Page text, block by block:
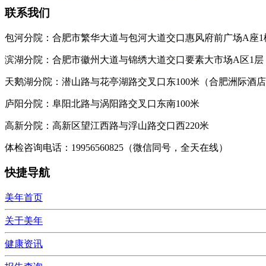
联系我们
包河分院：合肥市繁华大道与包河大道交口惠风府前广场A座1
滨湖分院：合肥市徽州大道与锦绣大道交口要素大市场A区1层
天鹅湖分院：潜山路与花亭湖路交叉口东100米（合肥洲际酒店
庐阳分院：阜阳北路与涡阳路交叉口东南100米
高新分院：高新区望江西路与浮山路交口西220米
体检咨询电话：19956560825（微信同号，全天在线）
快捷导航
美年首页
关于美年
健康资讯